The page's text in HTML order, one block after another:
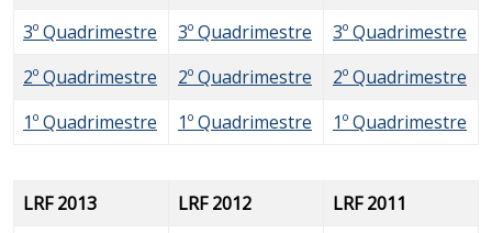
3º Quadrimestre
3º Quadrimestre
3º Quadrimestre
2º Quadrimestre
2º Quadrimestre
2º Quadrimestre
1º Quadrimestre
1º Quadrimestre 1º Quadrimestre
LRF 2013 LRF 2012
LRF 2011